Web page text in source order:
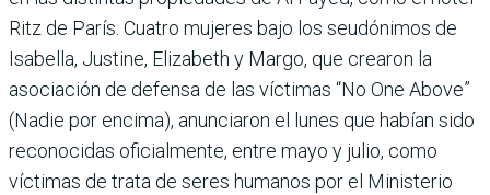
Ritz de París. Cuatro mujeres bajo los seudónimos de
Isabella, Justine, Elizabeth y Margo, que crearon la
asociación de defensa de las víctimas “No One Above”
(Nadie por encima), anunciaron el lunes que habían sido
reconocidas oficialmente, entre mayo y julio, como
víctimas de trata de seres humanos por el Ministerio